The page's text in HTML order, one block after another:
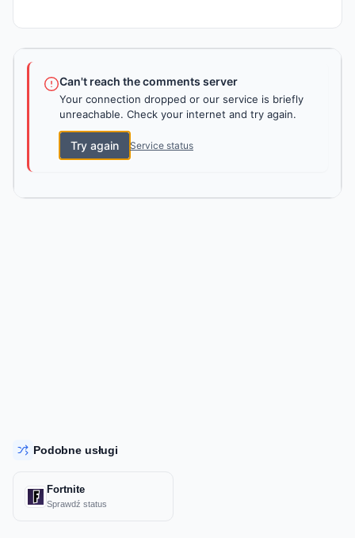
Can't reach the comments server
Your connection dropped or our service is briefly
unreachable. Check your internet and try again.
Try again Service status
Podobne usługi
Fortnite
Sprawdź status